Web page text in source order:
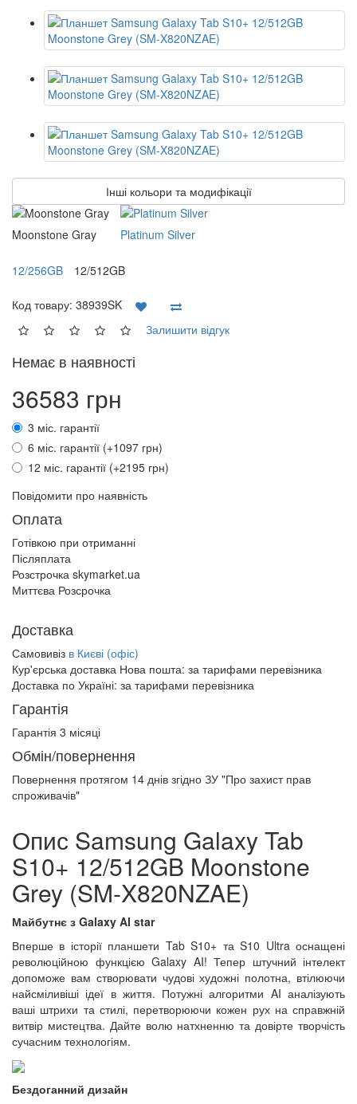
Інші кольори та модифікації
Moonstone Gray Platinum Silver
12/256GB 12/512GB
Код товару: 38939SK
Залишити відгук
Немає в наявності
36583 грн
3 міс. гарантії
6 міс. гарантії (+1097 грн)
12 міс. гарантії (+2195 грн)
Повідомити про наявність
Оплата
Готівкою при отриманні
Післяплата
Розстрочка skymarket.ua
Миттєва Розсрочка
Доставка
Самовивіз в Києві (офіс)
Кур'єрська доставка Нова пошта: за тарифами перевізника
Доставка по Україні: за тарифами перевізника
Гарантія
Гарантія 3 місяці
Обмін/повернення
Повернення протягом 14 днів згідно ЗУ "Про захист прав
спроживачів"
Опис Samsung Galaxy Tab
S10+ 12/512GB Moonstone
Grey (SM-X820NZAE)
Майбутнє з Galaxy AI star
Вперше в історії планшети Tab S10+ та S10 Ultra оснащені
революційною функцією Galaxy AI! Тепер штучний інтелект
допоможе вам створювати чудові художні полотна, втілюючи
найсміливіші ідеї в життя. Потужні алгоритми AI аналізують
ваші штрихи та стилі, перетворюючи кожен рух на справжній
витвір мистецтва. Дайте волю натхненню та довірте творчість
сучасним технологіям.
Бездоганний дизайн